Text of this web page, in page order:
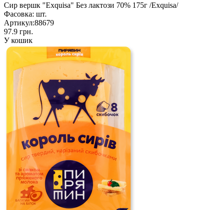
Сир вершк "Exquisa" Без лактози 70% 175г /Exquisa/
Фасовка: шт.
Артикул:88679
97.9 грн.
У кошик